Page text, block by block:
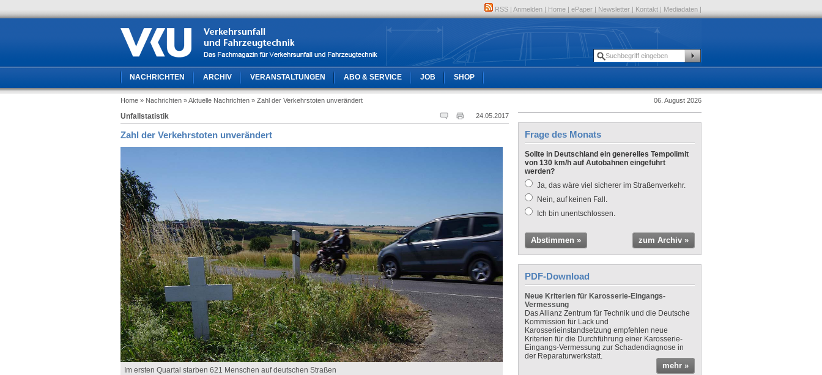
RSS | Anmelden | Home | ePaper | Newsletter | Kontakt | Mediadaten |
NACHRICHTEN ARCHIV VERANSTALTUNGEN ABO & SERVICE JOB SHOP
Home » Nachrichten » Aktuelle Nachrichten » Zahl der Verkehrstoten unverändert 06. August 2026
24.05.2017
Unfallstatistik
Zahl der Verkehrstoten unverändert
Im ersten Quartal starben 621 Menschen auf deutschen Straßen
Frage des Monats
Sollte in Deutschland ein generelles Tempolimit
von 130 km/h auf Autobahnen eingeführt
werden?
Ja, das wäre viel sicherer im Straßenverkehr.
Nein, auf keinen Fall.
Ich bin unentschlossen.
Abstimmen » zum Archiv »
PDF-Download
Neue Kriterien für Karosserie-Eingangs-
Vermessung
Das Allianz Zentrum für Technik und die Deutsche
Kommission für Lack und
Karosserieinstandsetzung empfehlen neue
Kriterien für die Durchführung einer Karosserie-
Eingangs-Vermessung zur Schadendiagnose in
der Reparaturwerkstatt.
mehr »